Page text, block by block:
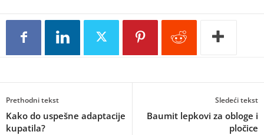
Prethodni tekst
Kako do uspešne adaptacije
kupatila?
Sledeći tekst
Baumit lepkovi za obloge i
pločice